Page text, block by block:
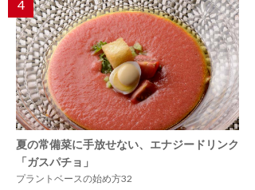
4
夏の常備菜に手放せない、エナジードリンク
「ガスパチョ」
プラントベースの始め方32